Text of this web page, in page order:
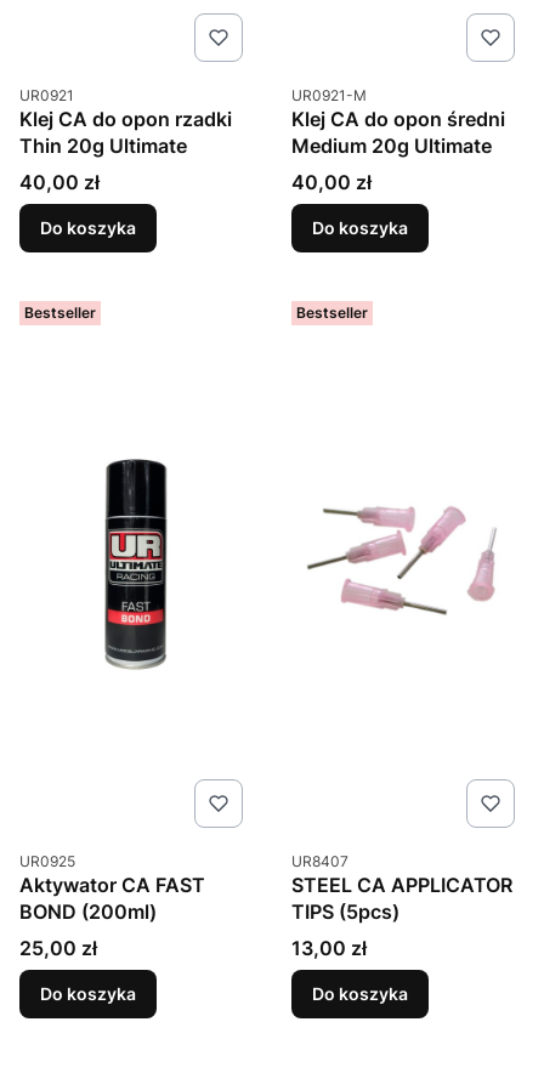
Kod produktu
UR0921
Klej CA do opon rzadki
Thin 20g Ultimate
Cena
40,00 zł
Do koszyka
Kod produktu
UR0921-M
Klej CA do opon średni
Medium 20g Ultimate
Cena
40,00 zł
Do koszyka
Bestseller
Kod produktu
UR0925
Aktywator CA FAST
BOND (200ml)
Cena
25,00 zł
Do koszyka
Bestseller
Kod produktu
UR8407
STEEL CA APPLICATOR
TIPS (5pcs)
Cena
13,00 zł
Do koszyka